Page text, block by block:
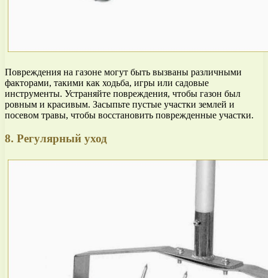
Повреждения на газоне могут быть вызваны различными
факторами, такими как ходьба, игры или садовые
инструменты. Устраняйте повреждения, чтобы газон был
ровным и красивым. Засыпьте пустые участки землей и
посевом травы, чтобы восстановить поврежденные участки.
8. Регулярный уход